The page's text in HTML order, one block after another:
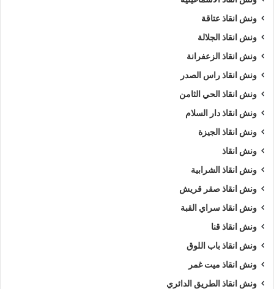
ونش انقاذ عتاقة
ونش انقاذ الجلالة
ونش انقاذ الزعفرانة
ونش انقاذ راس الصدر
ونش انقاذ الحي الثامن
ونش انقاذ دار السلام
ونش انقاذ الجيزة
ونش انقاذ
ونش انقاذ الشرابية
ونش انقاذ صقر قريش
ونش انقاذ سراي القبة
ونش انقاذ قنا
ونش انقاذ باب اللوق
ونش انقاذ ميت غمر
ونش انقاذ الطريق الدائري